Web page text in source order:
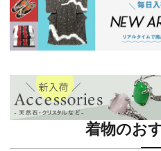
着物のお